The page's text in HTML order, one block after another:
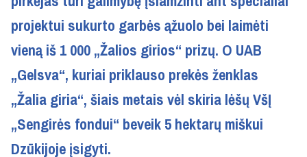
projektui sukurto garbės ąžuolo bei laimėti
vieną iš 1 000 „Žalios girios“ prizų. O UAB
„Gelsva“, kuriai priklauso prekės ženklas
„Žalia giria“, šiais metais vėl skiria lėšų VšĮ
„Sengirės fondui“ beveik 5 hektarų miškui
Dzūkijoje įsigyti.